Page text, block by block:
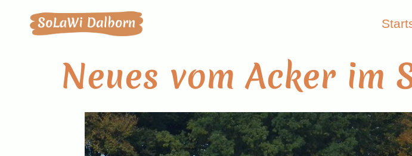
Neues vom Acker im